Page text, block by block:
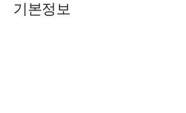
기본정보